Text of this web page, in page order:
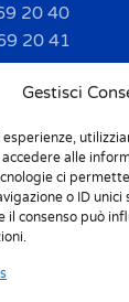
Gestisci
alle
ci
o ID unici
il consenso può
20 40
20 41
S.a.
Girona, km.
50